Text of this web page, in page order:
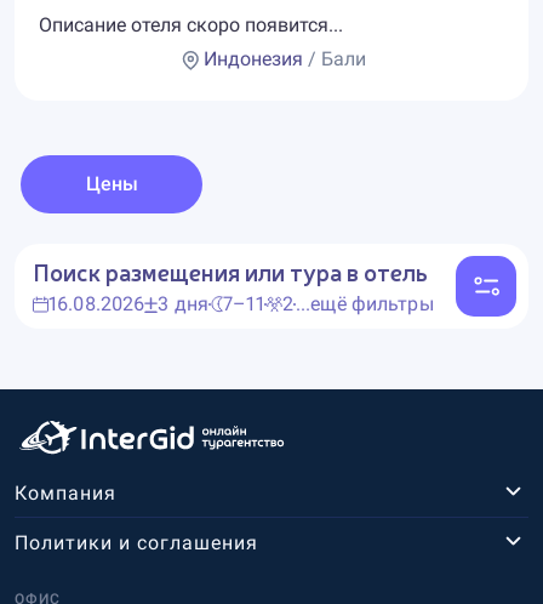
Описание отеля скоро появится...
Индонезия / Бали
Цены
Поиск размещения или тура в отель
16.08.2026 3 дня 7–11 2...ещё фильтры
Компания
ОФИС
Политики и соглашения